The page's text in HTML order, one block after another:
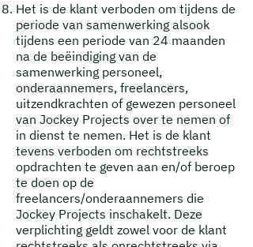
Het is de klant verboden om tijdens de
periode van samenwerking alsook
tijdens een periode van 24 maanden
na de beëindiging van de
samenwerking personeel,
onderaannemers, freelancers,
uitzendkrachten of gewezen personeel
van Jockey Projects over te nemen of
in dienst te nemen. Het is de klant
tevens verboden om rechtstreeks
opdrachten te geven aan en/of beroep
te doen op de
freelancers/onderaannemers die
Jockey Projects inschakelt. Deze
verplichting geldt zowel voor de klant